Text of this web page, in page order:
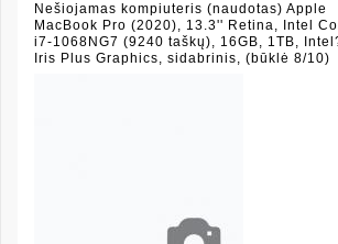
Nešiojamas kompiuteris (naudotas) Apple
MacBook Pro (2020), 13.3'' Retina, Intel
i7-1068NG7 (9240 taškų), 16GB, 1TB,
Iris Plus Graphics, sidabrinis, (būklė 8/10)